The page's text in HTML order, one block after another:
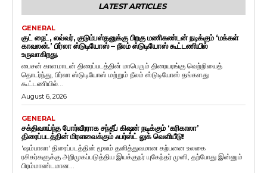
LATEST ARTICLES
GENERAL
குட் நைட், லவ்வர், குடும்பஸ்தனுக்கு பிறகு மணிகண்டன் நடிக்கும் ‘மக்கள்
காவலன்.’ பிர்லா ஸ்டுடியோஸ் – நீலம் ஸ்டுடியோஸ் கூட்டணியில்
உருவாகிறது.
பைசன் காளமாடன் திரைப்படத்தின் மாபெரும் திரையரங்கு வெற்றியைத்
தொடர்ந்து, பிர்லா ஸ்டுடியோஸ் மற்றும் நீலம் ஸ்டுடியோஸ் தங்களது
கூட்டணியில்...
August 6, 2026
GENERAL
சக்திவாய்ந்த போர்வீரராக சந்தீப் கிஷன் நடிக்கும் ‘கரிகாலா’
திரைப்படத்தின் மிரளவைக்கும் ஃபர்ஸ்ட் லுக் வெளியீடு!
'ஷம்பாலா' திரைப்படத்தின் மூலம் தனித்துவமான கற்பனை உலகை
ரசிகர்களுக்கு அறிமுகப்படுத்திய இயக்குநர் யுகேந்தர் முனி, தற்போது இன்னும்
பிரம்மாண்டமான...